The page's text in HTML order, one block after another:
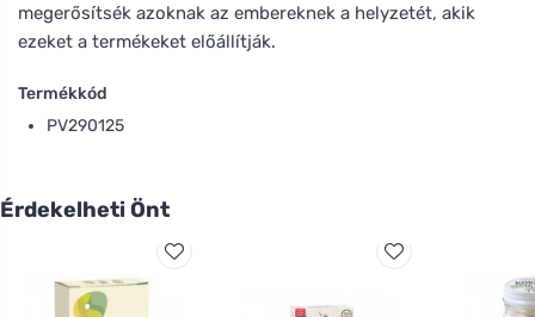
megerősítsék azoknak az embereknek a helyzetét, akik
ezeket a termékeket előállítják.
Termékkód
PV290125
Érdekelheti Önt